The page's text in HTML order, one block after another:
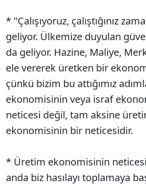
* "Çalışıyoruz, çalıştığınız
geliyor. Ülkemize duyulan
da geliyor. Hazine, Maliye,
ele vererek üretken bir
çünkü bizim bu attığımız
ekonomisinin veya israf
neticesi değil, tam aksine
ekonomisinin bir neticesidir.
* Üretim ekonomisinin
anda biz hasılayı toplamaya